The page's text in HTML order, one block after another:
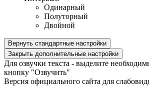
Одинарный
Полуторный
Двойной
Вернуть стандартные настройки
Закрыть дополнительные настройки
Для озвучки текста - выделите
кнопку "Озвучить"
Версия официального сайта для